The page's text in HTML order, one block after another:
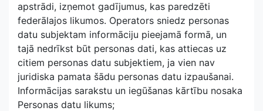
apstrādi, izņemot gadījumus, kas paredzēti
federālajos likumos. Operators sniedz personas
datu subjektam informāciju pieejamā formā, un
tajā nedrīkst būt personas dati, kas attiecas uz
citiem personas datu subjektiem, ja vien nav
juridiska pamata šādu personas datu izpaušanai.
Informācijas sarakstu un iegūšanas kārtību nosaka
Personas datu likums;